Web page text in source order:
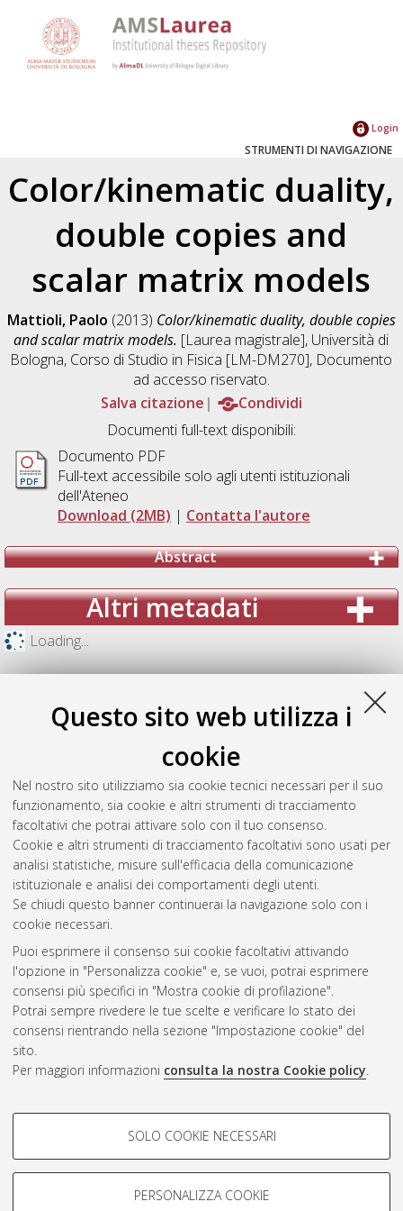
Questo sito web utilizza i
cookie
Nel nostro sito utilizziamo sia cookie tecnici necessari per il suo
funzionamento, sia cookie e altri strumenti di tracciamento
facoltativi che potrai attivare solo con il tuo consenso.
Cookie e altri strumenti di tracciamento facoltativi sono usati per
analisi statistiche, misure sull'efficacia della comunicazione
istituzionale e analisi dei comportamenti degli utenti.
Se chiudi questo banner continuerai la navigazione solo con i
cookie necessari.
Puoi esprimere il consenso sui cookie facoltativi attivando
l'opzione in "Personalizza cookie" e, se vuoi, potrai esprimere
consensi più specifici in "Mostra cookie di profilazione".
Potrai sempre rivedere le tue scelte e verificare lo stato dei
consensi rientrando nella sezione "Impostazione cookie" del
sito.
Per maggiori informazioni consulta la nostra Cookie policy.
COOKIE DI PROFILAZIONE -
Si tratta di cookie utilizzati per analizzare le caratteristiche della
navigazione degli utenti, creare profili in base al loro comportamento
SOLO COOKIE NECESSARI
PERSONALIZZA COOKIE
Login
STRUMENTI DI NAVIGAZIONE
Color/kinematic duality,
double copies and
scalar matrix models
Mattioli, Paolo (2013) Color/kinematic duality, double copies
and scalar matrix models. [Laurea magistrale], Università di
Bologna, Corso di Studio in Fisica [LM-DM270], Documento
ad accesso riservato.
Salva citazione
Condividi
Documenti full-text disponibili:
Documento PDF
Full-text accessibile solo agli utenti istituzionali
dell'Ateneo
Download (2MB) | Contatta l'autore
Abstract
Altri metadati
Loading...
Gestione del documento:
Atom
Rss 1.0
Rss 2.0
AMS Laurea
Impostazioni Cookie
Informativa sulla privacy
Condizioni d’uso del sito